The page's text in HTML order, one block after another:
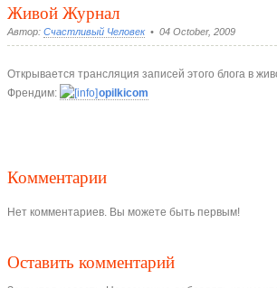
Живой Журнал
Автор:Счастливый Человек• 04 October, 2009
Открывается трансляция записей этого блога в
Френдим:
opilkicom
Комментарии
Нет комментариев. Вы можете быть первым!
Оставить комментарий